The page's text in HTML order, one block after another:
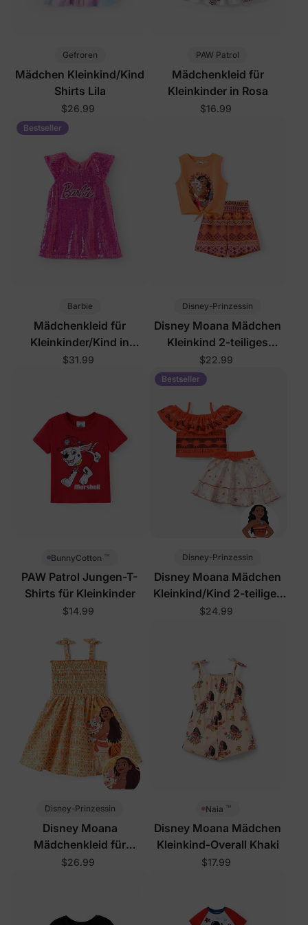
Gefroren
Mädchen Kleinkind/Kind
Shirts Lila
$26.99
PAW Patrol
Mädchenkleid für
Kleinkinder in Rosa
$16.99
Bestseller
Barbie
Mädchenkleid für
Kleinkinder/Kind in
Rosarot
$31.99
Disney-Prinzessin
Disney Moana Mädchen
Kleinkind 2-teiliges
Baumwoll-Ärmelloses Set
Orange
$22.99
BunnyCotton ™
PAW Patrol Jungen-T-
Shirts für Kleinkinder
$14.99
Bestseller
Disney-Prinzessin
Disney Moana Mädchen
Kleinkind/Kind 2-teiliges
Kleid-Set
$24.99
Disney-Prinzessin
Disney Moana
Mädchenkleid für
Kleinkinder Orange
$26.99
Naia ™
Disney Moana Mädchen
Kleinkind-Overall Khaki
$17.99